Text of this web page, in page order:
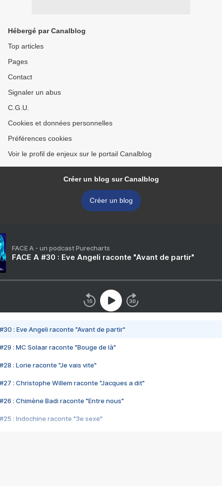
Hébergé par Canalblog
Top articles
Pages
Contact
Signaler un abus
C.G.U.
Cookies et données personnelles
Préférences cookies
Voir le profil de enjeux sur le portail Canalblog
Créer un blog sur Canalblog
Créer un blog
FACE A - un podcast Purecharts
FACE A #30 : Eve Angeli raconte "Avant de partir"
#30 : Eve Angeli raconte "Avant de partir"
#29 : MC Solaar raconte "Bouge de là"
#28 : Lorie raconte "Je vais vite"
#27 : Christophe Willem raconte "Jacques a dit"
#26 : Chimène Badi raconte "Entre nous"
#25 : Indochine raconte "3e sexe"